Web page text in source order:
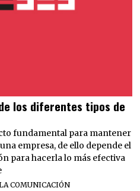
los diferentes tipos de
fundamental para mantener
empresa, de ello depende el
para hacerla lo más efectiva
COMUNICACIÓN